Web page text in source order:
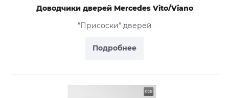
Подробнее
Доводчики дверей Mercedes Vito/Viano
"Присоски" дверей